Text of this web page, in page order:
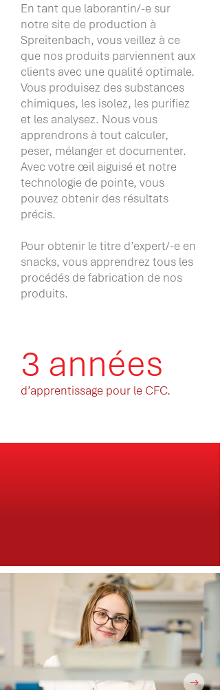
En tant que laborantin/-e sur
notre site de production à
Spreitenbach, vous veillez à ce
que nos produits parviennent aux
clients avec une qualité optimale.
Vous produisez des substances
chimiques, les isolez, les purifiez
et les analysez. Nous vous
apprendrons à tout calculer,
peser, mélanger et documenter.
Avec votre œil aiguisé et notre
technologie de pointe, vous
pouvez obtenir des résultats
précis.
Pour obtenir le titre d’expert/-e en
snacks, vous apprendrez tous les
procédés de fabrication de nos
produits.
3 années
d’apprentissage pour le CFC.